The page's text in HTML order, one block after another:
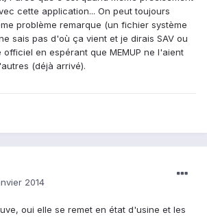
cette application... On peut toujours
problème remarque (un fichier système
sais pas d'où ça vient et je dirais SAV ou
en espérant que MEMUP ne l'aient
(déjà arrivé).
2014
oui elle se remet en état d'usine et les